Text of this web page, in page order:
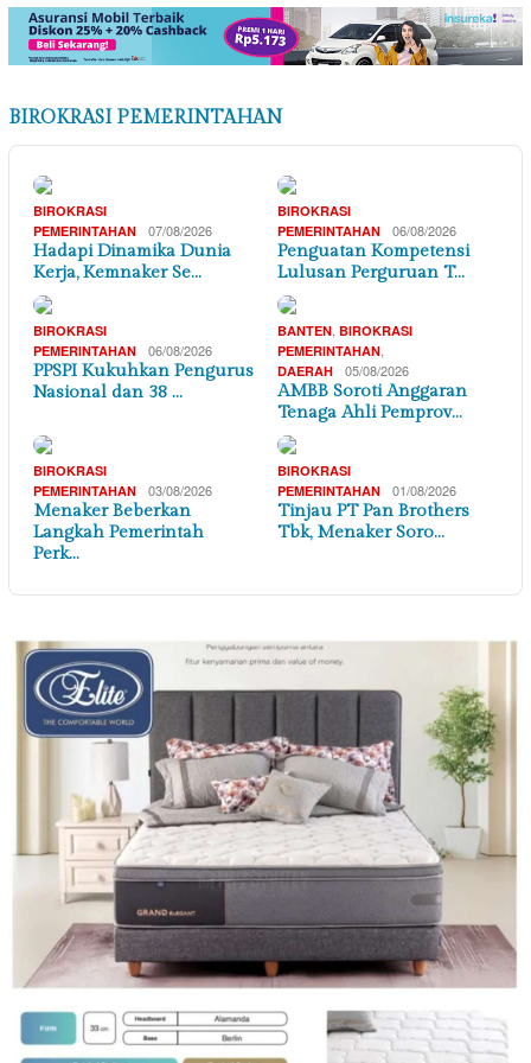
BIROKRASI PEMERINTAHAN
BIROKRASI
PEMERINTAHAN
07/08/2026
Hadapi Dinamika Dunia
Kerja, Kemnaker Se…
BIROKRASI
PEMERINTAHAN
06/08/2026
Penguatan Kompetensi
Lulusan Perguruan T…
BIROKRASI
PEMERINTAHAN
06/08/2026
PPSPI Kukuhkan Pengurus
Nasional dan 38 …
BANTEN, BIROKRASI
PEMERINTAHAN,
DAERAH 05/08/2026
AMBB Soroti Anggaran
Tenaga Ahli Pemprov…
BIROKRASI
PEMERINTAHAN
03/08/2026
Menaker Beberkan
Langkah Pemerintah
Perk…
BIROKRASI
PEMERINTAHAN
01/08/2026
Tinjau PT Pan Brothers
Tbk, Menaker Soro…